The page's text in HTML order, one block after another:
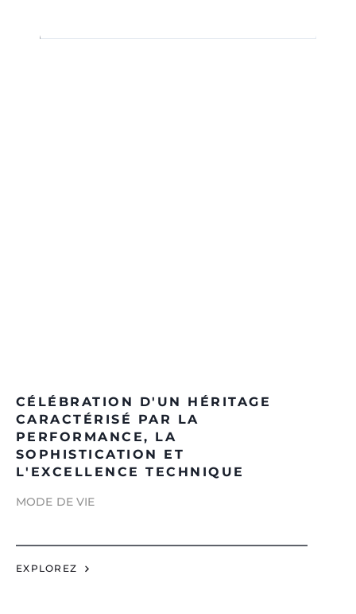
CÉLÉBRATION D'UN HÉRITAGE
CARACTÉRISÉ PAR LA
PERFORMANCE, LA
SOPHISTICATION ET
L'EXCELLENCE TECHNIQUE
MODE DE VIE
EXPLOREZ